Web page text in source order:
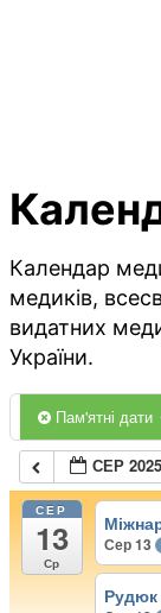
Календар
медиків,
видатних
України.
Пам'ятні дати
СЕР 2025
СЕР
13
Ср
Сер 13
Рудюк